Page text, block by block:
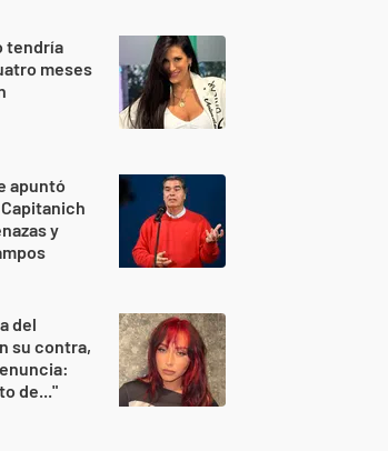
tendría
meses
apuntó
y
del
su contra,
de..."